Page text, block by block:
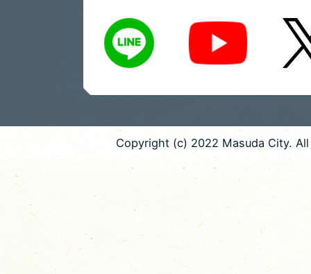
LINE
Youtube X
Copyright (c) 2022 Masuda City.